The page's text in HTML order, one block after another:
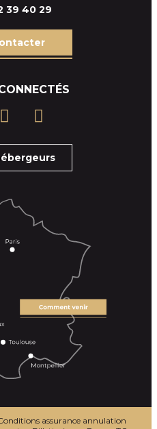
39 40 29
assurance annulation